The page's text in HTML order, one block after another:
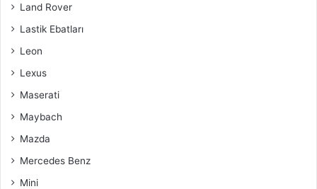
Land Rover
Lastik Ebatları
Leon
Lexus
Maserati
Maybach
Mazda
Mercedes Benz
Mini